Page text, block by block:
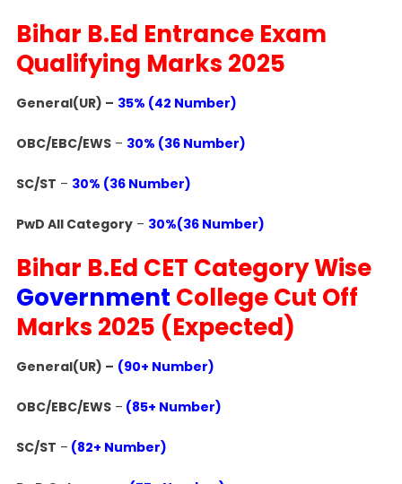
Bihar B.Ed Entrance Exam
Qualifying Marks 2025
General(UR) – 35% (42 Number)
OBC/EBC/EWS– 30% (36 Number)
SC/ST – 30% (36 Number)
PwD All Category– 30%(36 Number)
Bihar B.Ed CET Category Wise
Government College Cut Off
Marks 2025 (Expected)
General(UR) – (90+ Number)
OBC/EBC/EWS– (85+ Number)
SC/ST – (82+ Number)